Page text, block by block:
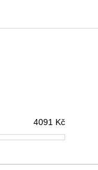
4091 Kč